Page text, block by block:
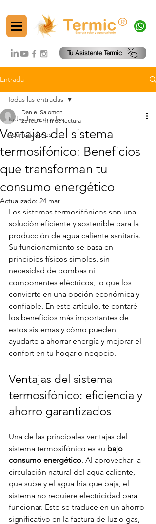
®
Tu Asistente Termic
Entrada
Todas las entradas
Acumuladores
Todas las entradas
Ventajas del sistema
termosifónico: Beneficios
que transforman tu
consumo energético
Daniel Salomon
25 feb 4 min de lectura
Actualizado: 24 mar
Los sistemas termosifónicos son una
solución eficiente y sostenible para la
producción de agua caliente sanitaria.
Su funcionamiento se basa en
principios físicos simples, sin
necesidad de bombas ni
componentes eléctricos, lo que los
convierte en una opción económica y
confiable. En este artículo, te contaré
los beneficios más importantes de
estos sistemas y cómo pueden
ayudarte a ahorrar energía y mejorar el
confort en tu hogar o negocio.
Ventajas del sistema
termosifónico: eficiencia y
ahorro garantizados
Una de las principales ventajas del
sistema termosifónico es su bajo
consumo energético. Al aprovechar la
circulación natural del agua caliente,
que sube y el agua fría que baja, el
sistema no requiere electricidad para
funcionar. Esto se traduce en un ahorro
significativo en la factura de luz o gas,